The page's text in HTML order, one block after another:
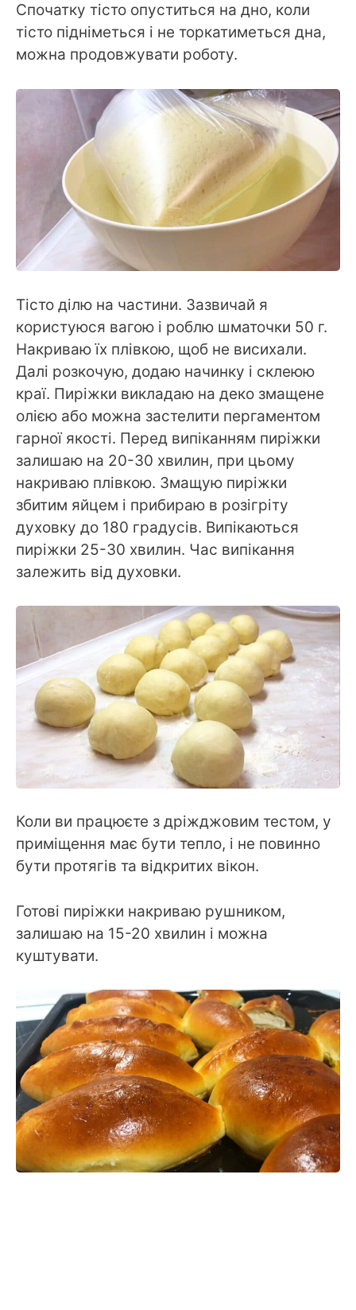
Спочатку тісто опуститься на дно, коли
тісто підніметься і не торкатиметься дна,
можна продовжувати роботу.
Тісто ділю на частини. Зазвичай я
користуюся вагою і роблю шматочки 50 г.
Накриваю їх плівкою, щоб не висихали.
Далі розкочую, додаю начинку і склеюю
краї. Пиріжки викладаю на деко змащене
олією або можна застелити пергаментом
гарної якості. Перед випіканням пиріжки
залишаю на 20-30 хвилин, при цьому
накриваю плівкою. Змащую пиріжки
збитим яйцем і прибираю в розігріту
духовку до 180 градусів. Випікаються
пиріжки 25-30 хвилин. Час випікання
залежить від духовки.
Коли ви працюєте з дріжджовим тестом, у
приміщення має бути тепло, і не повинно
бути протягів та відкритих вікон.
Готові пиріжки накриваю рушником,
залишаю на 15-20 хвилин і можна
куштувати.